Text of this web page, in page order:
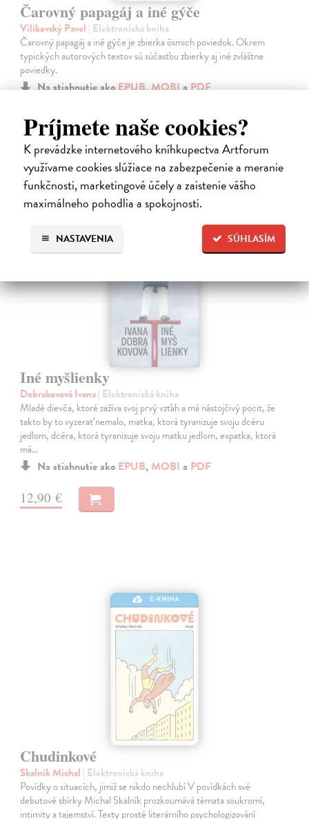
Príjmete naše cookies?
K prevádzke internetového kníhkupectva Artforum
využívame cookies slúžiace na zabezpečenie a meranie
funkčnosti, marketingové účely a zaistenie vášho
maximálneho pohodlia a spokojnosti.
SÚHLASÍM
NASTAVENIA
Čarovný papagáj a iné gýče
Vilikovský Pavel | Elektronická kniha
Čarovný papagáj a iné gýče je zbierka ôsmich poviedok. Okrem
typických autorových textov sú súčasťou zbierky aj iné zvláštne
poviedky.
Na stiahnutie akoEPUB,MOBIaPDF
10,49 €
Iné myšlienky
Dobrakovová Ivana| Elektronická kniha
Mladé dievča, ktoré zažíva svoj prvý vzťah a má nástojčivý pocit, že
takto by to vyzerať nemalo, matka, ktorá tyranizuje svoju dcéru
jedlom, dcéra, ktorá tyranizuje svoju matku jedlom, expatka, ktorá
má…
Na stiahnutie ako EPUB, MOBI a PDF
12,90 €
E-KNIHA
Chudinkové
Skalník Michal | Elektronická kniha
Povídky o situacích, jimiž se nikdo nechlubí V povídkách své
debutové sbírky Michal Skalník prozkoumává témata soukromí,
intimity a tajemství. Texty prosté literárního psychologizování